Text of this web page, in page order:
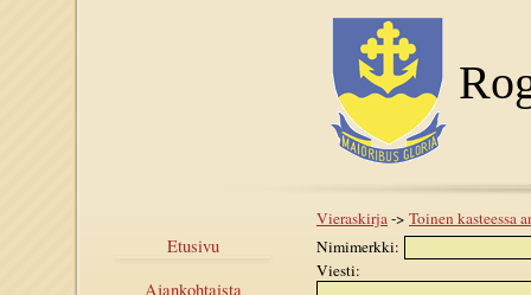
Etusivu
Ajankohtaista
Vieraskirja-> Toinen kasteessa
Nimimerkki:
Viesti: